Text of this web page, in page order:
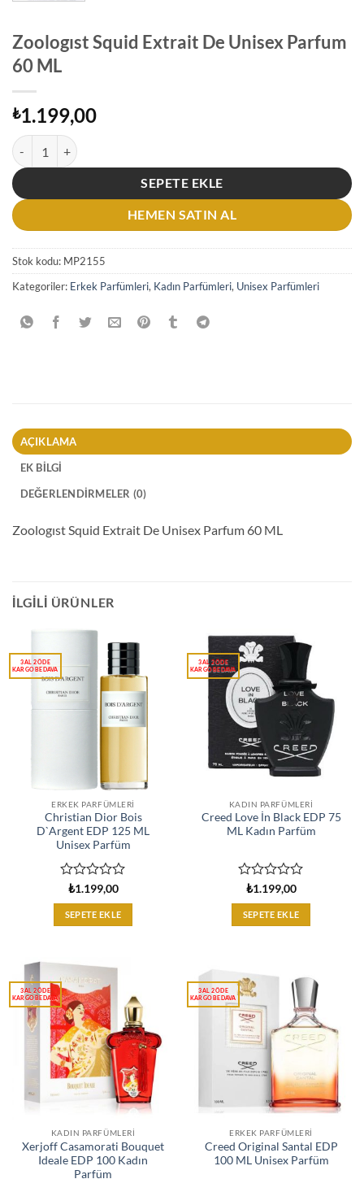
Zoologıst Squid Extrait De Unisex Parfum
60 ML
₺1.199,00
Zoologıst Squid Extrait De Unisex Parfum 60 ML adet
SEPETE EKLE
HEMEN SATIN AL
Stok kodu: MP2155
Kategoriler: Erkek Parfümleri, Kadın Parfümleri, Unisex Parfümleri
AÇIKLAMA
EK BILGI
DEĞERLENDIRMELER (0)
Zoologıst Squid Extrait De Unisex Parfum 60 ML
İLGILI ÜRÜNLER
ERKEK PARFÜMLERI
Christian Dior Bois
D`Argent EDP 125 ML
Unisex Parfüm
üzerinden
0
oy
₺1.199,00
SEPETE EKLE
KADIN PARFÜMLERI
Creed Love İn Black EDP 75
ML Kadın Parfüm
üzerinden
0
oy
₺1.199,00
SEPETE EKLE
KADIN PARFÜMLERI
Xerjoff Casamorati Bouquet
Ideale EDP 100 Kadın
Parfüm
ERKEK PARFÜMLERI
Creed Original Santal EDP
100 ML Unisex Parfüm